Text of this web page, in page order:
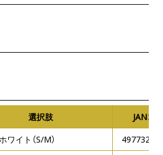
選択肢
JANコ
ワイト（S/M）